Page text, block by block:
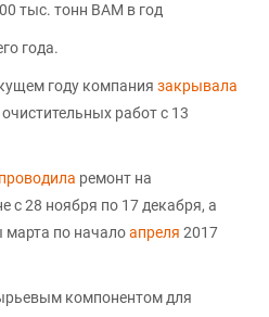
тыс. тонн ВАМ в год
года.
году компания закрывала
работ с 13
проводила ремонт на
с 28 ноября по 17 декабря, а
марта по началоапреля 2017
компонентом для